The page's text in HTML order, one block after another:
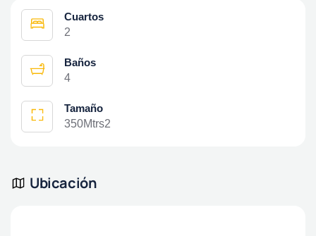
Cuartos
2
Baños
4
Tamaño
350Mtrs2
Ubicación